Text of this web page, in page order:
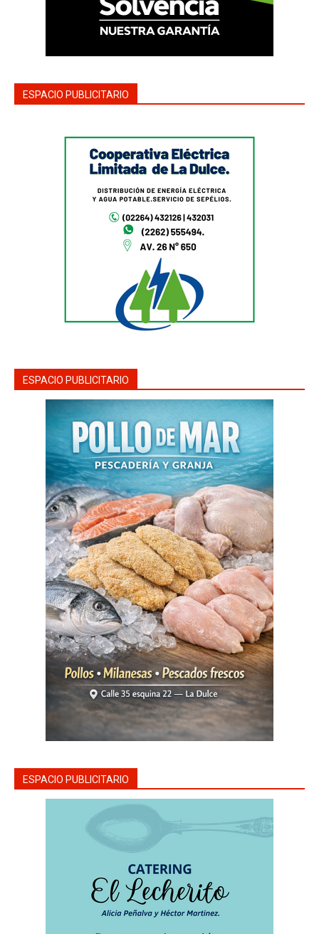
ESPACIO PUBLICITARIO
ESPACIO PUBLICITARIO
ESPACIO PUBLICITARIO